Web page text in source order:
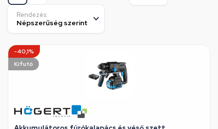
Rendezés:
-40,1%
Kifutó